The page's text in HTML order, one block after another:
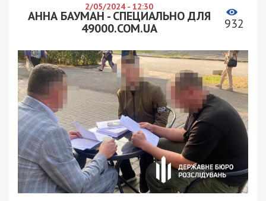
2/05/2024 - 12:30
АННА БАУМАН - СПЕЦИАЛЬНО ДЛЯ
49000.COM.UA
932